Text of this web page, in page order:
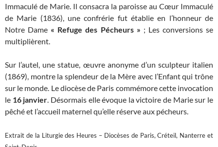
Immaculé de Marie. Il consacra la paroisse au Cœur Immaculé
de Marie (1836), une confrérie fut établie en l’honneur de
Notre Dame « Refuge des Pécheurs » ; Les conversions se
multiplièrent.
Sur l’autel, une statue, œuvre anonyme d’un sculpteur italien
(1869), montre la splendeur de la Mère avec l’Enfant qui trône
sur le monde. Le diocèse de Paris commémore cette invocation
le 16 janvier. Désormais elle évoque la victoire de Marie sur le
pêché et l’accueil maternel qu’elle réserve aux pécheurs.
Extrait de la Liturgie des Heures – Diocèses de Paris, Créteil, Nanterre et